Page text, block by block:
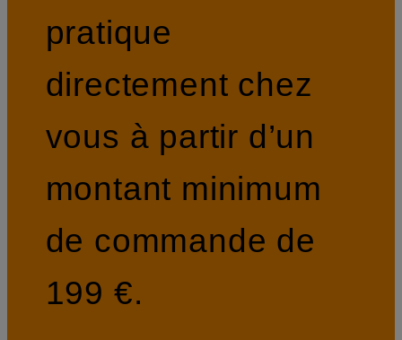
pratique
directement chez
vous à partir d’un
montant minimum
de commande de
199 €.